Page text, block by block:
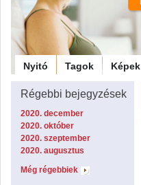
Nyitó Tagok Képek
Régebbi bejegyzések
2020. december
2020. október
2020. szeptember
2020. augusztus
Még régebbiek